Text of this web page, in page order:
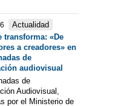
Actualidad
transforma: «De
a creadores» en
de
audiovisual
de
Audiovisual,
por el Ministerio de